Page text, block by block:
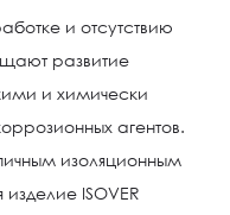
и отсутствию
развитие
и химически
агентов.
изоляционным
ISOVER